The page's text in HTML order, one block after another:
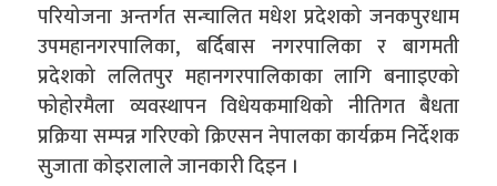
परियोजना अन्तर्गत सन्चालित मधेश प्रदेशको जनकपुरधाम
उपमहानगरपालिका, बर्दिबास नगरपालिका र बागमती
प्रदेशको ललितपुर महानगरपालिकाका लागि बनााइएको
फोहोरमैला व्यवस्थापन विधेयकमाथिको नीतिगत बैधता
प्रक्रिया सम्पन्न गरिएको क्रिएसन नेपालका कार्यक्रम निर्देशक
सुजाता कोइरालाले जानकारी दिइन ।